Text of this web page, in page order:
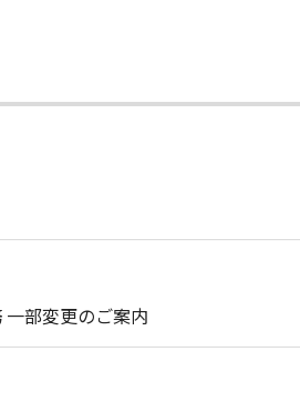
部変更のご案内